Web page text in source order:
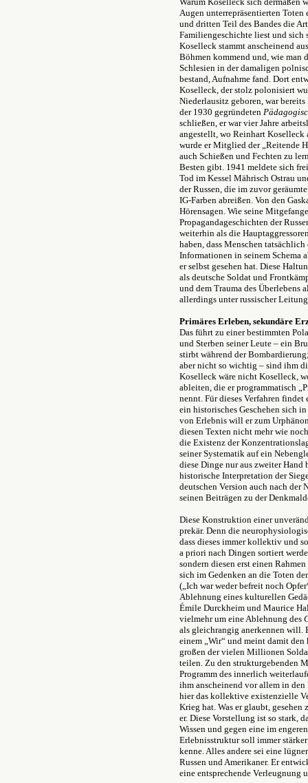
Augen unterrepräsentierten
und dritten Teil des Bandes die
Familiengeschichte liest und sich
Koselleck stammt anscheinend
Böhmen kommend und, wie man
Schlesien in der damaligen
bestand, Aufnahme fand. Dort
Koselleck, der stolz polonisiert
Niederlausitz geboren, war
der 1930 gegründeten
schließen, er war vier Jahre
angestellt, wo Reinhart Koselleck
wurde er Mitglied der „Reitende
auch Schießen und Fechten zu
Besten gibt. 1941 meldete sich
Tod im Kessel Mährisch Ostrau
der Russen, die im zuvor
IG-Farben abreißen. Von den
Hörensagen. Wie seine
Propagandageschichten der
weiterhin als die
haben, dass Menschen
Informationen in seinem Schema
er selbst gesehen hat. Diese
als deutsche Soldat und
und dem Trauma des Überlebens
allerdings unter russischer
Primäres Erleben, sekundäre
Das führt zu einer bestimmten
und Sterben seiner Leute – ein
stirbt während der
aber nicht so wichtig – sind ihm
Koselleck wäre nicht Koselleck,
ableiten, die er programmatisch
nennt. Für dieses Verfahren
ein historisches Geschehen sich
von Erlebnis will er zum
diesen Texten nicht mehr wie
die Existenz der
seiner Systematik auf ein
diese Dinge nur aus zweiter
historische Interpretation der
deutschen Version auch nach der
seinen Beiträgen zu der
Diese Konstruktion einer
prekär. Denn die
dass dieses immer kollektiv und
a priori nach Dingen sortiert
sondern diesen erst einen
sich im Gedenken an die Toten
(„Ich war weder befreit noch
Ablehnung eines kulturellen
Émile Durckheim und Maurice
vielmehr um eine Ablehnung des
als gleichrangig anerkennen will.
einem „Wir“ und meint damit
großen der vielen Millionen
teilen. Zu den strukturgebenden
Programm des innerlich
ihm anscheinend vor allem in
hier das kollektive existenzielle
Krieg hat. Was er glaubt,
er. Diese Vorstellung ist so stark,
Wissen und gegen eine im
Erlebnisstruktur soll immer
kenne. Alles andere sei eine
Russen und Amerikaner. Er
eine entsprechende Verleugnung